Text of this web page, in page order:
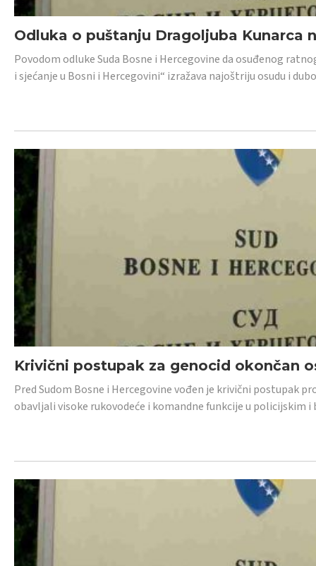
Odluka o puštanju Dragoljuba Kunarca
Povodom odluke Suda Bosne i Hercegovine da osuđenog
i sjećanje u Bosni i Hercegovini“ izražava najoštriju osudu i
Krivični postupak za genocid okončan
Pred Sudom Bosne i Hercegovine vođen je krivični postupak
obavljali visoke rukovodeće i komandne funkcije u policijskim